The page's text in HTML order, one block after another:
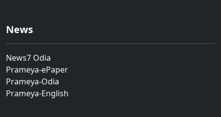
News
News7 Odia
Prameya-ePaper
Prameya-Odia
Prameya-English